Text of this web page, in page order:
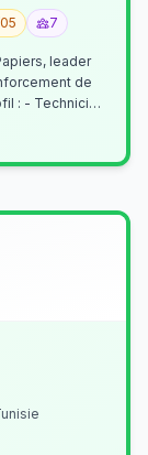
7
leader
de